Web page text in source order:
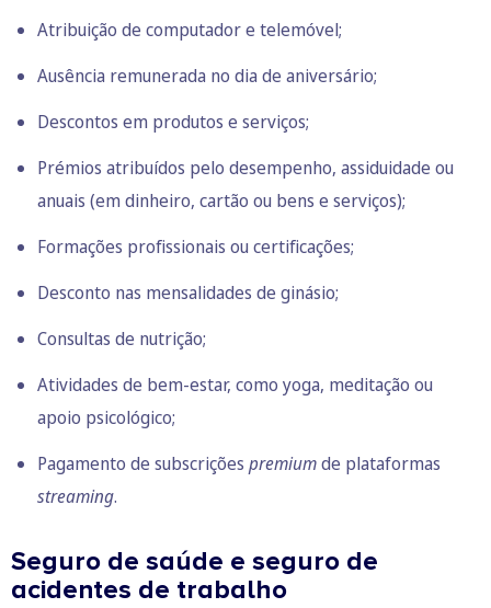
Atribuição de computador e telemóvel;
Ausência remunerada no dia de aniversário;
Descontos em produtos e serviços;
Prémios atribuídos pelo desempenho, assiduidade ou
anuais (em dinheiro, cartão ou bens e serviços);
Formações profissionais ou certificações;
Desconto nas mensalidades de ginásio;
Consultas de nutrição;
Atividades de bem-estar, como yoga, meditação ou
apoio psicológico;
Pagamento de subscrições premiumde plataformas
streaming.
Seguro de saúde e seguro de
acidentes de trabalho